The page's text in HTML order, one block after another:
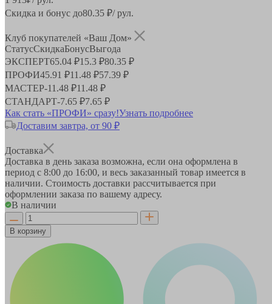
Скидка и бонус до80.35 ₽/ рул.
Клуб покупателей «Ваш Дом»
СтатусСкидкаБонусВыгода
ЭКСПЕРТ65.04 ₽15.3 ₽80.35 ₽
ПРОФИ45.91 ₽11.48 ₽57.39 ₽
МАСТЕР-11.48 ₽11.48 ₽
СТАНДАРТ-7.65 ₽7.65 ₽
Как стать «ПРОФИ» сразу!Узнать подробнее
Доставим завтра, от 90 ₽
Доставка
Доставка в день заказа возможна, если она оформлена в
период с 8:00 до 16:00, и весь заказанный товар имеется в
наличии. Стоимость доставки рассчитывается при
оформлении заказа по вашему адресу.
В наличии
В корзину